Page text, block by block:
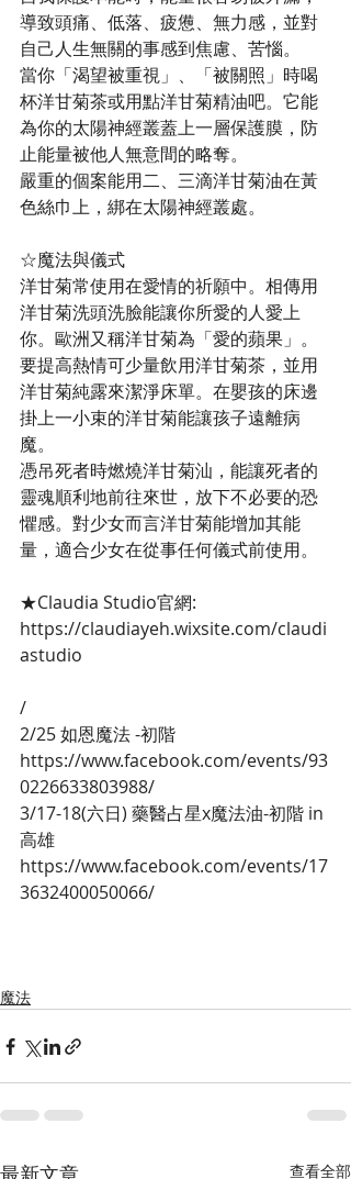
導致頭痛、低落、疲憊、無力感，並對
自己人生無關的事感到焦慮、苦惱。
當你「渴望被重視」、「被關照」時喝
杯洋甘菊茶或用點洋甘菊精油吧。它能
為你的太陽神經叢蓋上一層保護膜，防
止能量被他人無意間的略奪。
嚴重的個案能用二、三滴洋甘菊油在黃
色絲巾上，綁在太陽神經叢處。
☆魔法與儀式
洋甘菊常使用在愛情的祈願中。相傳用
洋甘菊洗頭洗臉能讓你所愛的人愛上
你。歐洲又稱洋甘菊為「愛的蘋果」。
要提高熱情可少量飲用洋甘菊茶，並用
洋甘菊純露來潔淨床單。在嬰孩的床邊
掛上一小束的洋甘菊能讓孩子遠離病
魔。
憑吊死者時燃燒洋甘菊汕，能讓死者的
靈魂順利地前往來世，放下不必要的恐
懼感。對少女而言洋甘菊能增加其能
量，適合少女在從事任何儀式前使用。
★Claudia Studio官網:
https://claudiayeh.wixsite.com/claudi
astudio
/
2/25 如恩魔法 -初階
https://www.facebook.com/events/93
0226633803988/
3/17-18(六日) 藥醫占星x魔法油-初階 in
高雄
https://www.facebook.com/events/17
3632400050066/
魔法
最新文章 查看全部